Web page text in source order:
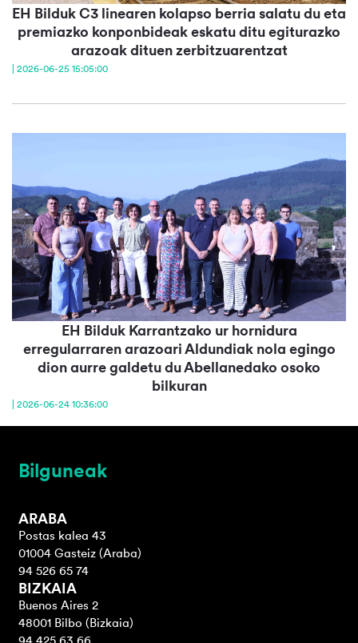
EH Bilduk C3 linearen kolapso berria salatu du eta
premiazko konponbideak eskatu ditu egiturazko
arazoak dituen zerbitzuarentzat
| 2026-06-25 15:05:00
EH Bilduk Karrantzako ur hornidura
erregularraren arazoari Aldundiak nola egingo
dion aurre galdetu du Abellanedako osoko
bilkuran
| 2026-06-24 10:36:00
Bilguneak
ARABA
Postas kalea 43
01004 Gasteiz (Araba)
94 526 65 74
BIZKAIA
Buenos Aires 2
48001 Bilbo (Bizkaia)